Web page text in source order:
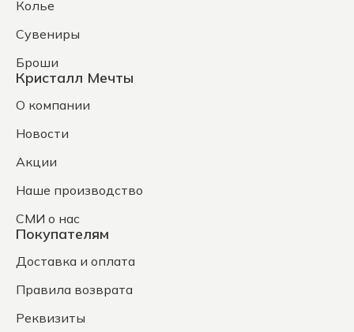
Колье
Сувениры
Броши
Кристалл Мечты
О компании
Новости
Акции
Наше производство
СМИ о нас
Покупателям
Доставка и оплата
Правила возврата
Реквизиты